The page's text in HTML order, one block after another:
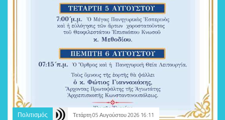
Πολιτισμός Τετάρτη 05 Αυγούστου 2026 16:11